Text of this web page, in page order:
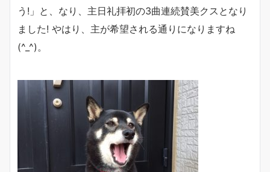
う!」と、なり、主日礼拝初の3曲連続賛美クスとなり
ました! やはり、主が希望される通りになりますね
(^_^)。